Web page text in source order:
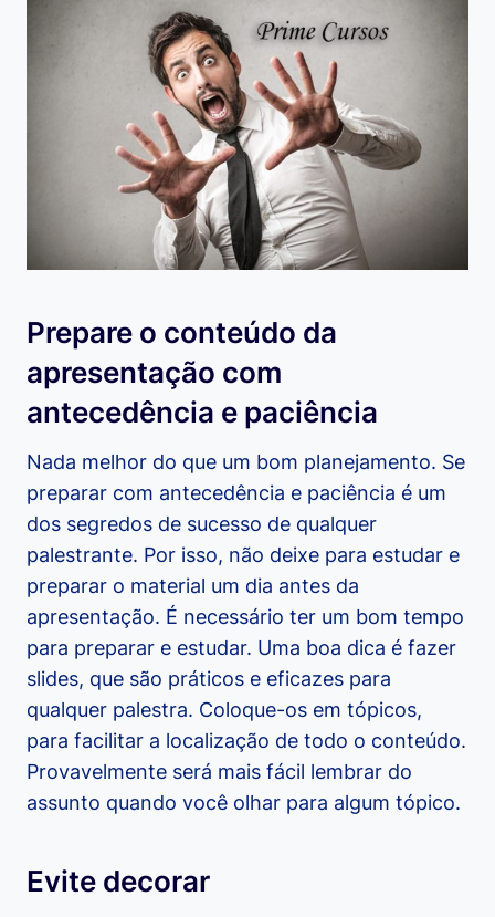
Prepare o conteúdo da
apresentação com
antecedência e paciência
Nada melhor do que um bom planejamento. Se
preparar com antecedência e paciência é um
dos segredos de sucesso de qualquer
palestrante. Por isso, não deixe para estudar e
preparar o material um dia antes da
apresentação. É necessário ter um bom tempo
para preparar e estudar. Uma boa dica é fazer
slides, que são práticos e eficazes para
qualquer palestra. Coloque-os em tópicos,
para facilitar a localização de todo o conteúdo.
Provavelmente será mais fácil lembrar do
assunto quando você olhar para algum tópico.
Evite decorar